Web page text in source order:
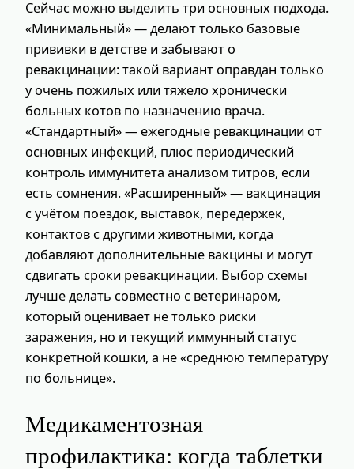
Сейчас можно выделить три основных подхода.
«Минимальный» — делают только базовые
прививки в детстве и забывают о
ревакцинации: такой вариант оправдан только
у очень пожилых или тяжело хронически
больных котов по назначению врача.
«Стандартный» — ежегодные ревакцинации от
основных инфекций, плюс периодический
контроль иммунитета анализом титров, если
есть сомнения. «Расширенный» — вакцинация
с учётом поездок, выставок, передержек,
контактов с другими животными, когда
добавляют дополнительные вакцины и могут
сдвигать сроки ревакцинации. Выбор схемы
лучше делать совместно с ветеринаром,
который оценивает не только риски
заражения, но и текущий иммунный статус
конкретной кошки, а не «среднюю температуру
по больнице».
Медикаментозная
профилактика: когда таблетки